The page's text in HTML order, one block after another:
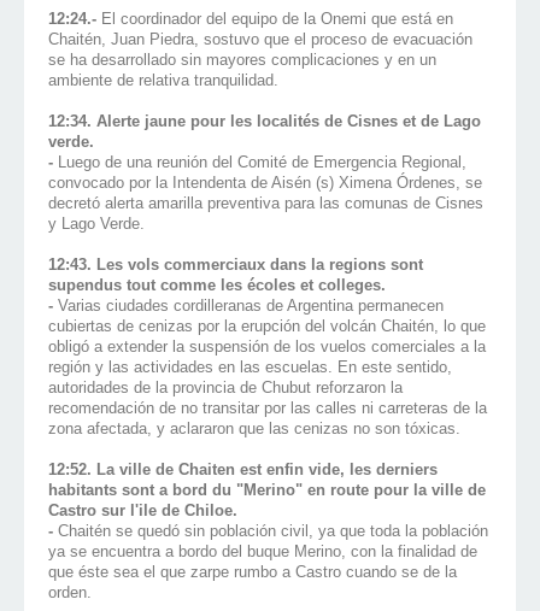
12:24.- El coordinador del equipo de la Onemi que está en
Chaitén, Juan Piedra, sostuvo que el proceso de evacuación
se ha desarrollado sin mayores complicaciones y en un
ambiente de relativa tranquilidad.
12:34. Alerte jaune pour les localités de Cisnes et de Lago
verde.
- Luego de una reunión del Comité de Emergencia Regional,
convocado por la Intendenta de Aisén (s) Ximena Órdenes, se
decretó alerta amarilla preventiva para las comunas de Cisnes
y Lago Verde.
12:43. Les vols commerciaux dans la regions sont
supendus tout comme les écoles et colleges.
- Varias ciudades cordilleranas de Argentina permanecen
cubiertas de cenizas por la erupción del volcán Chaitén, lo que
obligó a extender la suspensión de los vuelos comerciales a la
región y las actividades en las escuelas. En este sentido,
autoridades de la provincia de Chubut reforzaron la
recomendación de no transitar por las calles ni carreteras de la
zona afectada, y aclararon que las cenizas no son tóxicas.
12:52. La ville de Chaiten est enfin vide, les derniers
habitants sont a bord du "Merino" en route pour la ville de
Castro sur l'ile de Chiloe.
- Chaitén se quedó sin población civil, ya que toda la población
ya se encuentra a bordo del buque Merino, con la finalidad de
que éste sea el que zarpe rumbo a Castro cuando se de la
orden.